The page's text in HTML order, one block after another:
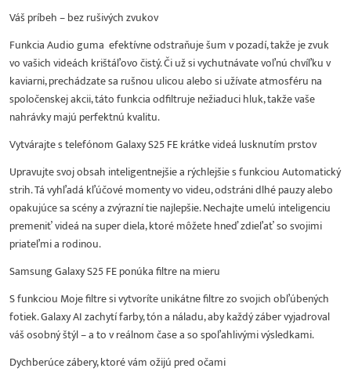
Váš príbeh – bez rušivých zvukov
Funkcia Audio guma efektívne odstraňuje šum v pozadí, takže je zvuk
vo vašich videách krištáľovo čistý. Či už si vychutnávate voľnú chvíľku v
kaviarni, prechádzate sa rušnou ulicou alebo si užívate atmosféru na
spoločenskej akcii, táto funkcia odfiltruje nežiaduci hluk, takže vaše
nahrávky majú perfektnú kvalitu.
Vytvárajte s telefónom Galaxy S25 FE krátke videá lusknutím prstov
Upravujte svoj obsah inteligentnejšie a rýchlejšie s funkciou Automatický
strih. Tá vyhľadá kľúčové momenty vo videu, odstráni dlhé pauzy alebo
opakujúce sa scény a zvýrazní tie najlepšie. Nechajte umelú inteligenciu
premeniť videá na super diela, ktoré môžete hneď zdieľať so svojimi
priateľmi a rodinou.
Samsung Galaxy S25 FE ponúka filtre na mieru
S funkciou Moje filtre si vytvoríte unikátne filtre zo svojich obľúbených
fotiek. Galaxy AI zachytí farby, tón a náladu, aby každý záber vyjadroval
váš osobný štýl – a to v reálnom čase a so spoľahlivými výsledkami.
Dychberúce zábery, ktoré vám ožijú pred očami